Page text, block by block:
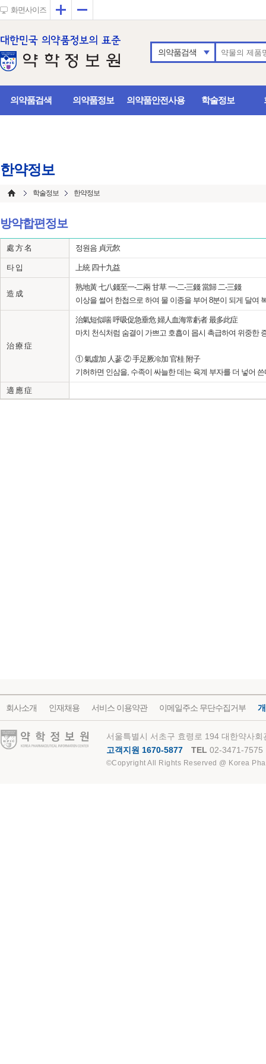
화면사이즈 확대
의약품검색
의약품검색 의약품정보 의약품안전사용 학술정보
한약정보
학술정보 한약정보
방약합편정보
處 方 名 정원음 貞元飮
타 입 上統 四十九益
造 成
熟地黃 七八錢至一-二兩 甘草 一-二-三錢 當歸 二-三錢
이상을 썰어 한첩으로 하여 물 이종을 부어 8분이 되게 달여
治 療 症
治氣短似喘 呼吸促急垂危 婦人血海常虧者 最多此症
마치 천식처럼 숨결이 가쁘고 호흡이 몹시 촉급하여 위중한
① 氣虛加 人蔘 ② 手足厥冷加 官桂 附子
기허하면 인삼을, 수족이 싸늘한 데는 육계 부자를 더 넣어 쓴
適 應 症
회사소개 인재채용 서비스 이용약관 이메일주소 무단수집거부
약학정보원
서울특별시 서초구 효령로 194 대한약사
고객지원 1670-5877
TEL 02-3471-7575
©Copyright All Rights Reserved @ Korea